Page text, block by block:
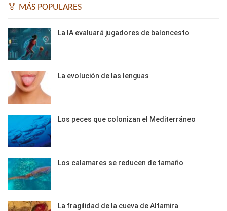
🏅 MÁS POPULARES
La IA evaluará jugadores de baloncesto
La evolución de las lenguas
Los peces que colonizan el Mediterráneo
Los calamares se reducen de tamaño
La fragilidad de la cueva de Altamira